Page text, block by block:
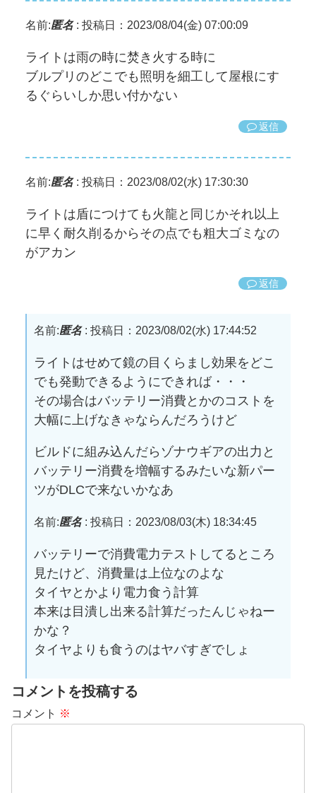
名前:匿名: 投稿日：2023/08/04(金) 07:00:09
ライトは雨の時に焚き火する時に
ブルプリのどこでも照明を細工して屋根にす
るぐらいしか思い付かない
返信
名前:匿名: 投稿日：2023/08/02(水) 17:30:30
ライトは盾につけても火龍と同じかそれ以上
に早く耐久削るからその点でも粗大ゴミなの
がアカン
返信
名前:匿名: 投稿日：2023/08/02(水) 17:44:52
ライトはせめて鏡の目くらまし効果をどこ
でも発動できるようにできれば・・・
その場合はバッテリー消費とかのコストを
大幅に上げなきゃならんだろうけど
ビルドに組み込んだらゾナウギアの出力と
バッテリー消費を増幅するみたいな新パー
ツがDLCで来ないかなあ
名前:匿名: 投稿日：2023/08/03(木) 18:34:45
バッテリーで消費電力テストしてるところ
見たけど、消費量は上位なのよな
タイヤとかより電力食う計算
本来は目潰し出来る計算だったんじゃねー
かな？
タイヤよりも食うのはヤバすぎでしょ
コメントを投稿する
コメント ※